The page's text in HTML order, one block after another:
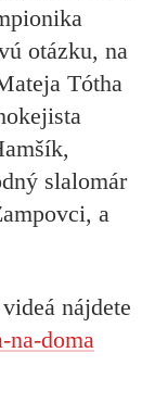
otázku, na
Tótha
slalomár
a
nájdete
na-doma